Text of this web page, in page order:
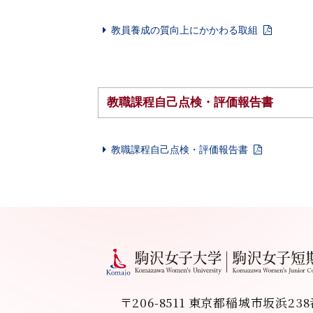
教員養成の質向上にかかわる取組
教職課程自己点検・評価報告書
教職課程自己点検・評価報告書
〒206-8511 東京都稲城市坂浜